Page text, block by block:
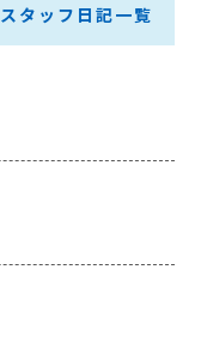
スタッフ日記一覧